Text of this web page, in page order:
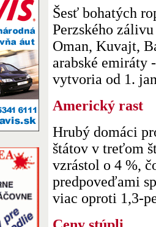
Šesť bohatých
Perzského
Oman, Kuvajt,
arabské emiráty
vytvoria od 1.
Americký rast
Hrubý domáci
štátov v treťom
vzrástol o 4 %,
predpoveďami
viac oproti 1,3-